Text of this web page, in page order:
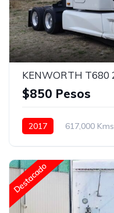
$850 Pesos
2017 617,000 Kms
Aire Acondicionado
Bluetooth
Puerto USB
Sistema de navegación
Destacado